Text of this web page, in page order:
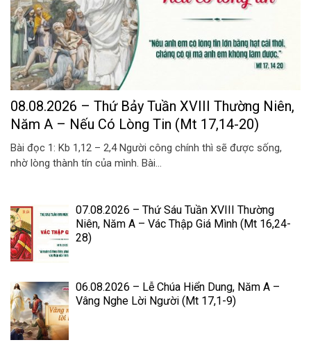
08.08.2026 – Thứ Bảy Tuần XVIII Thường Niên,
Năm A – Nếu Có Lòng Tin (Mt 17,14-20)
Bài đọc 1: Kb 1,12 – 2,4 Người công chính thì sẽ được sống,
nhờ lòng thành tín của mình. Bài...
07.08.2026 – Thứ Sáu Tuần XVIII Thường
Niên, Năm A – Vác Thập Giá Mình (Mt 16,24-
28)
06.08.2026 – Lễ Chúa Hiển Dung, Năm A –
Vâng Nghe Lời Người (Mt 17,1-9)